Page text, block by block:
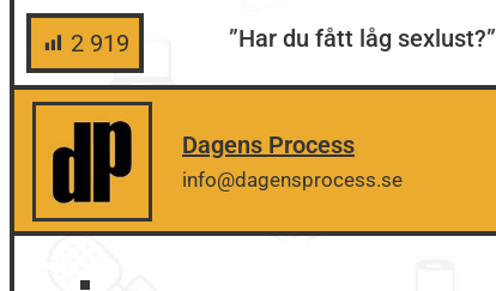
2 919 ”Har du fått låg sexlust?”
Dagens Process
info@dagensprocess.se